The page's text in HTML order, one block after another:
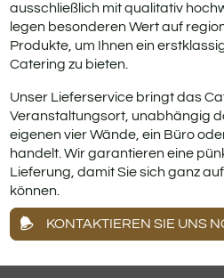
ausschließlich mit qualitativ
legen besonderen Wert auf
Produkte, um Ihnen ein
Catering zu bieten.
Unser Lieferservice bringt das
Veranstaltungsort, unabhängig
eigenen vier Wände, ein Büro
handelt. Wir garantieren eine
Lieferung, damit Sie sich ganz
können.
KONTAKTIEREN SIE UNS